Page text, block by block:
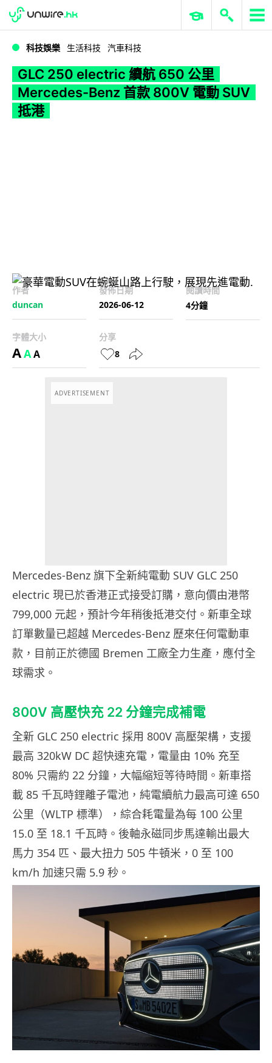
WWDC 2026 ERP 與商業 AI
科技娛樂 生活科技 汽車科技
GLC 250 electric 續航 650 公里
Mercedes-Benz 首款 800V 電動 SUV
抵港
作者
duncan
發佈日期
2026-06-12
閱讀時間
4分鐘
字體大小
AAA
分享
8
ADVERTISEMENT
Mercedes-Benz 旗下全新純電動 SUV GLC 250
electric 現已於香港正式接受訂購，意向價由港幣
799,000 元起，預計今年稍後抵港交付。新車全球
訂單數量已超越 Mercedes-Benz 歷來任何電動車
款，目前正於德國 Bremen 工廠全力生產，應付全
球需求。
800V 高壓快充 22 分鐘完成補電
全新 GLC 250 electric 採用 800V 高壓架構，支援
最高 320kW DC 超快速充電，電量由 10% 充至
80% 只需約 22 分鐘，大幅縮短等待時間。新車搭
載 85 千瓦時鋰離子電池，純電續航力最高可達 650
公里（WLTP 標準），綜合耗電量為每 100 公里
15.0 至 18.1 千瓦時。後軸永磁同步馬達輸出最大
馬力 354 匹、最大扭力 505 牛頓米，0 至 100
km/h 加速只需 5.9 秒。